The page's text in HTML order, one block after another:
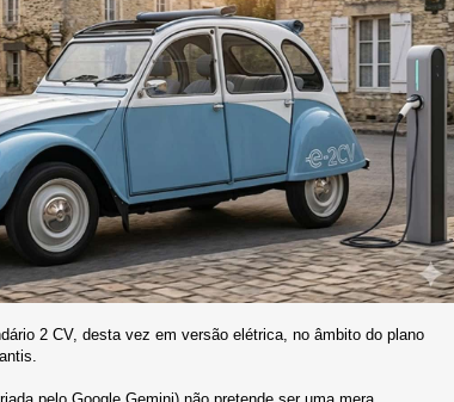
2 CV, desta vez em versão elétrica, no âmbito do plano